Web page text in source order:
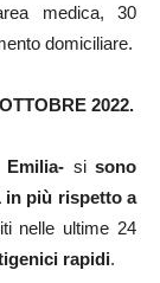
medica, 30
domiciliare.
2022.
Emilia- sisono
in più rispetto a
nelle ultime 24
rapidi.